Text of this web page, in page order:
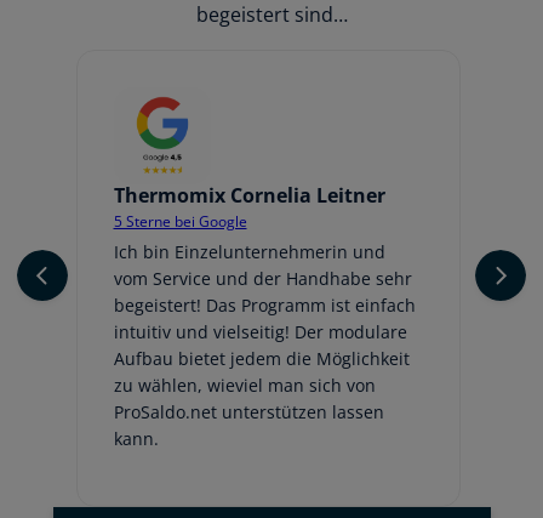
begeistert sind…
Thermomix Cornelia Leitner
5 Sterne bei Google
Ich bin Einzelunternehmerin und
vom Service und der Handhabe sehr
begeistert! Das Programm ist einfach
intuitiv und vielseitig! Der modulare
Aufbau bietet jedem die Möglichkeit
zu wählen, wieviel man sich von
ProSaldo.net unterstützen lassen
kann.